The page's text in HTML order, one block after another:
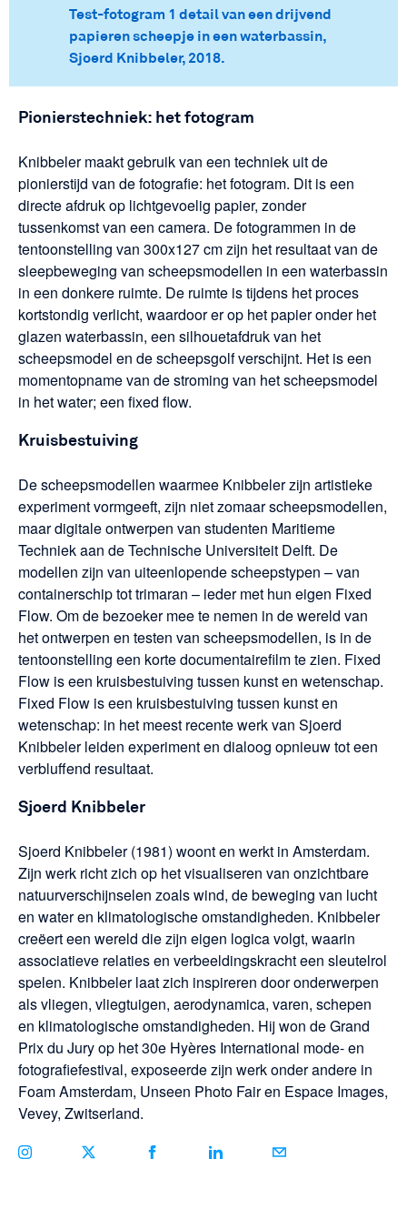
Test-fotogram 1 detail van een drijvend
papieren scheepje in een waterbassin,
Sjoerd Knibbeler, 2018.
Pionierstechniek: het fotogram
Knibbeler maakt gebruik van een techniek uit de
pionierstijd van de fotografie: het fotogram. Dit is een
directe afdruk op lichtgevoelig papier, zonder
tussenkomst van een camera. De fotogrammen in de
tentoonstelling van 300x127 cm zijn het resultaat van de
sleepbeweging van scheepsmodellen in een waterbassin
in een donkere ruimte. De ruimte is tijdens het proces
kortstondig verlicht, waardoor er op het papier onder het
glazen waterbassin, een silhouetafdruk van het
scheepsmodel en de scheepsgolf verschijnt. Het is een
momentopname van de stroming van het scheepsmodel
in het water; een fixed flow.
Kruisbestuiving
De scheepsmodellen waarmee Knibbeler zijn artistieke
experiment vormgeeft, zijn niet zomaar scheepsmodellen,
maar digitale ontwerpen van studenten Maritieme
Techniek aan de Technische Universiteit Delft. De
modellen zijn van uiteenlopende scheepstypen – van
containerschip tot trimaran – ieder met hun eigen Fixed
Flow. Om de bezoeker mee te nemen in de wereld van
het ontwerpen en testen van scheepsmodellen, is in de
tentoonstelling een korte documentairefilm te zien. Fixed
Flow is een kruisbestuiving tussen kunst en wetenschap.
Fixed Flow is een kruisbestuiving tussen kunst en
wetenschap: in het meest recente werk van Sjoerd
Knibbeler leiden experiment en dialoog opnieuw tot een
verbluffend resultaat.
Sjoerd Knibbeler
Sjoerd Knibbeler (1981) woont en werkt in Amsterdam.
Zijn werk richt zich op het visualiseren van onzichtbare
natuurverschijnselen zoals wind, de beweging van lucht
en water en klimatologische omstandigheden. Knibbeler
creëert een wereld die zijn eigen logica volgt, waarin
associatieve relaties en verbeeldingskracht een sleutelrol
spelen. Knibbeler laat zich inspireren door onderwerpen
als vliegen, vliegtuigen, aerodynamica, varen, schepen
en klimatologische omstandigheden. Hij won de Grand
Prix du Jury op het 30e Hyères International mode- en
fotografiefestival, exposeerde zijn werk onder andere in
Foam Amsterdam, Unseen Photo Fair en Espace Images,
Vevey, Zwitserland.